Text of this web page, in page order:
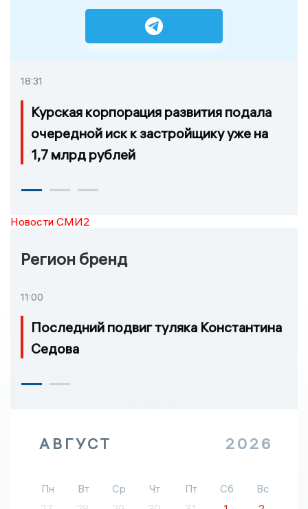
18:31
Курская корпорация развития подала
очередной иск к застройщику уже на
1,7 млрд рублей
Новости СМИ2
Регион бренд
11:00
Последний подвиг туляка Константина
Седова
АВГУСТ 2026
Пн Вт Ср Чт Пт Сб
Вс